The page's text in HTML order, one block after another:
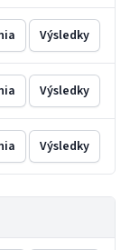
Výsledky
Výsledky
Výsledky